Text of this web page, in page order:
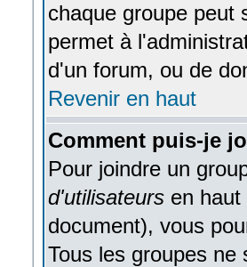
chaque groupe peut
permet à
d'un forum, ou de
Revenir en haut
Comment puis-je
Pour joindre un
d'utilisateurs en
document), vous
Tous les groupes